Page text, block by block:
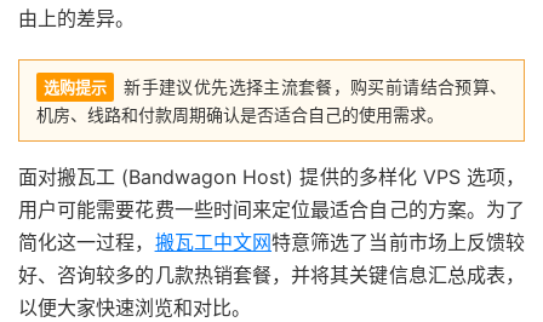
由上的差异。
选购提示
新手建议优先选择主流套餐，购买前请结合预算、
机房、线路和付款周期确认是否适合自己的使用需求。
面对搬瓦工 (Bandwagon Host) 提供的多样化 VPS 选项，
用户可能需要花费一些时间来定位最适合自己的方案。为了
简化这一过程， 搬瓦工中文网特意筛选了当前市场上反馈较
好、咨询较多的几款热销套餐，并将其关键信息汇总成表，
以便大家快速浏览和对比。